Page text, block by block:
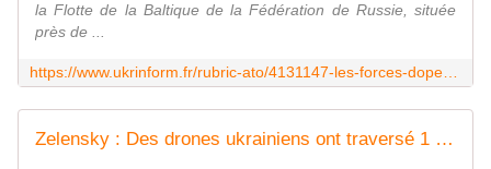
la Flotte de la Baltique de la Fédération de Russie, située
près de ...
Zelensky : Des drones ukrainiens ont traversé 1 000 kilomètres pour atteindre les arsenaux de la marine russe et la base de Cronstadt